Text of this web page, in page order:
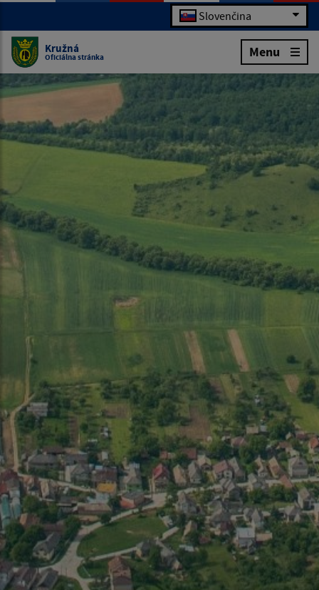
Slovenčina
Kružná
Oficiálna stránka Menu